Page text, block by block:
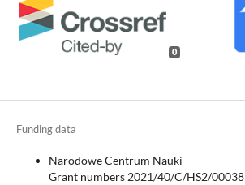
0
Funding data
Narodowe Centrum Nauki
Grant numbers 2021/40/C/HS2/00038